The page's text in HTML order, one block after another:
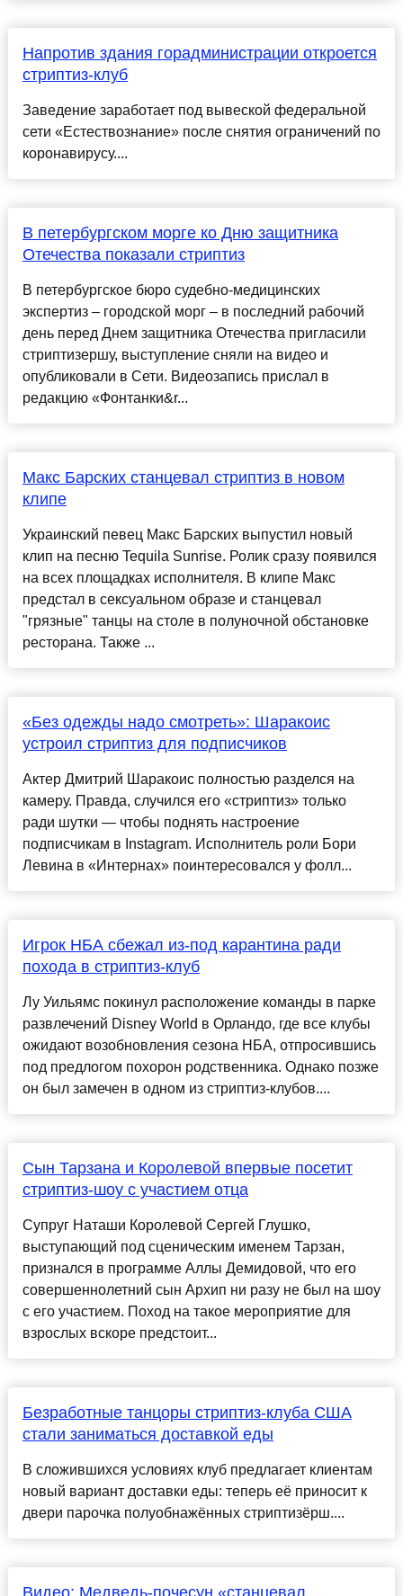
Напротив здания горадминистрации откроется
стриптиз-клуб
Заведение заработает под вывеской федеральной
сети «Естествознание» после снятия ограничений по
коронавирусу....
В петербургском морге ко Дню защитника
Отечества показали стриптиз
В петербургское бюро судебно-медицинских
экспертиз – городской морг – в последний рабочий
день перед Днем защитника Отечества пригласили
стриптизершу, выступление сняли на видео и
опубликовали в Сети. Видеозапись прислал в
редакцию «Фонтанки&r...
Макс Барских станцевал стриптиз в новом
клипе
Украинский певец Макс Барских выпустил новый
клип на песню Tequila Sunrise. Ролик сразу появился
на всех площадках исполнителя. В клипе Макс
предстал в сексуальном образе и станцевал
"грязные" танцы на столе в полуночной обстановке
ресторана. Также ...
«Без одежды надо смотреть»: Шаракоис
устроил стриптиз для подписчиков
Актер Дмитрий Шаракоис полностью разделся на
камеру. Правда, случился его «стриптиз» только
ради шутки — чтобы поднять настроение
подписчикам в Instagram. Исполнитель роли Бори
Левина в «Интернах» поинтересовался у фолл...
Игрок НБА сбежал из-под карантина ради
похода в стриптиз-клуб
Лу Уильямс покинул расположение команды в парке
развлечений Disney World в Орландо, где все клубы
ожидают возобновления сезона НБА, отпросившись
под предлогом похорон родственника. Однако позже
он был замечен в одном из стриптиз-клубов....
Сын Тарзана и Королевой впервые посетит
стриптиз-шоу с участием отца
Супруг Наташи Королевой Сергей Глушко,
выступающий под сценическим именем Тарзан,
признался в программе Аллы Демидовой, что его
совершеннолетний сын Архип ни разу не был на шоу
с его участием. Поход на такое мероприятие для
взрослых вскоре предстоит...
Безработные танцоры стриптиз-клуба США
стали заниматься доставкой еды
В сложившихся условиях клуб предлагает клиентам
новый вариант доставки еды: теперь её приносит к
двери парочка полуобнажённых стриптизёрш....
Видео: Медведь-почесун «станцевал